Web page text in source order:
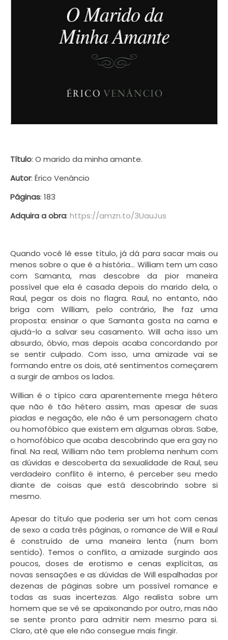
Título: O marido da minha amante.
Autor: Érico Venâncio
Páginas: 183
Adquira a obra: https://amzn.to/3UauJus
Quando você lê esse título, já dá para sacar mais ou
menos sobre o que é a história... William tem um caso
com Samanta, mas descobre da pior maneira
possível que ela é casada depois do marido dela, o
Raul, pegar os dois no flagra. Raul, no entanto, não
briga com William, pelo contrário, lhe faz uma
proposta: ensinar o que Samanta gosta na cama e
ajudá-lo a salvar seu casamento. Will acha isso um
absurdo, óbvio, mas depois acaba concordando por
se sentir culpado. Com isso, uma amizade vai se
formando entre os dois, até sentimentos começarem
a surgir de ambos os lados.
Willian é o típico cara aparentemente mega hétero
que não é tão hétero assim, mas apesar de suas
piadas e negação, ele não é um personagem chato
ou homofóbico que existem em algumas obras. Sabe,
o homofóbico que acaba descobrindo que era gay no
final. Na real, William não tem problema nenhum com
as dúvidas e descoberta da sexualidade de Raul, seu
verdadeiro conflito é interno, é perceber seu medo
diante de coisas que está descobrindo sobre si
mesmo.
Apesar do título que poderia ser um hot com cenas
de sexo a cada três páginas, o romance de Will e Raul
é construído de uma maneira lenta (num bom
sentido). Temos o conflito, a amizade surgindo aos
poucos, doses de erotismo e cenas explícitas, as
novas sensações e as dúvidas de Will espalhadas por
dezenas de páginas sobre um possível romance e
todas as suas incertezas. Algo realista sobre um
homem que se vê se apaixonando por outro, mas não
se sente pronto para admitir nem mesmo para si.
Claro, até que ele não consegue mais fingir.